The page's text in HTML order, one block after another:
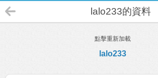
lalo233的資料
點擊重新加載
lalo233